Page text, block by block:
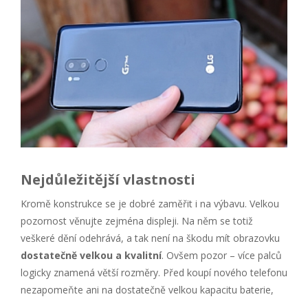
Nejdůležitější vlastnosti
Kromě konstrukce se je dobré zaměřit i na výbavu. Velkou
pozornost věnujte zejména displeji. Na něm se totiž
veškeré dění odehrává, a tak není na škodu mít obrazovku
dostatečně velkou a kvalitní. Ovšem pozor – více palců
logicky znamená větší rozměry. Před koupí nového telefonu
nezapomeňte ani na dostatečně velkou kapacitu baterie,